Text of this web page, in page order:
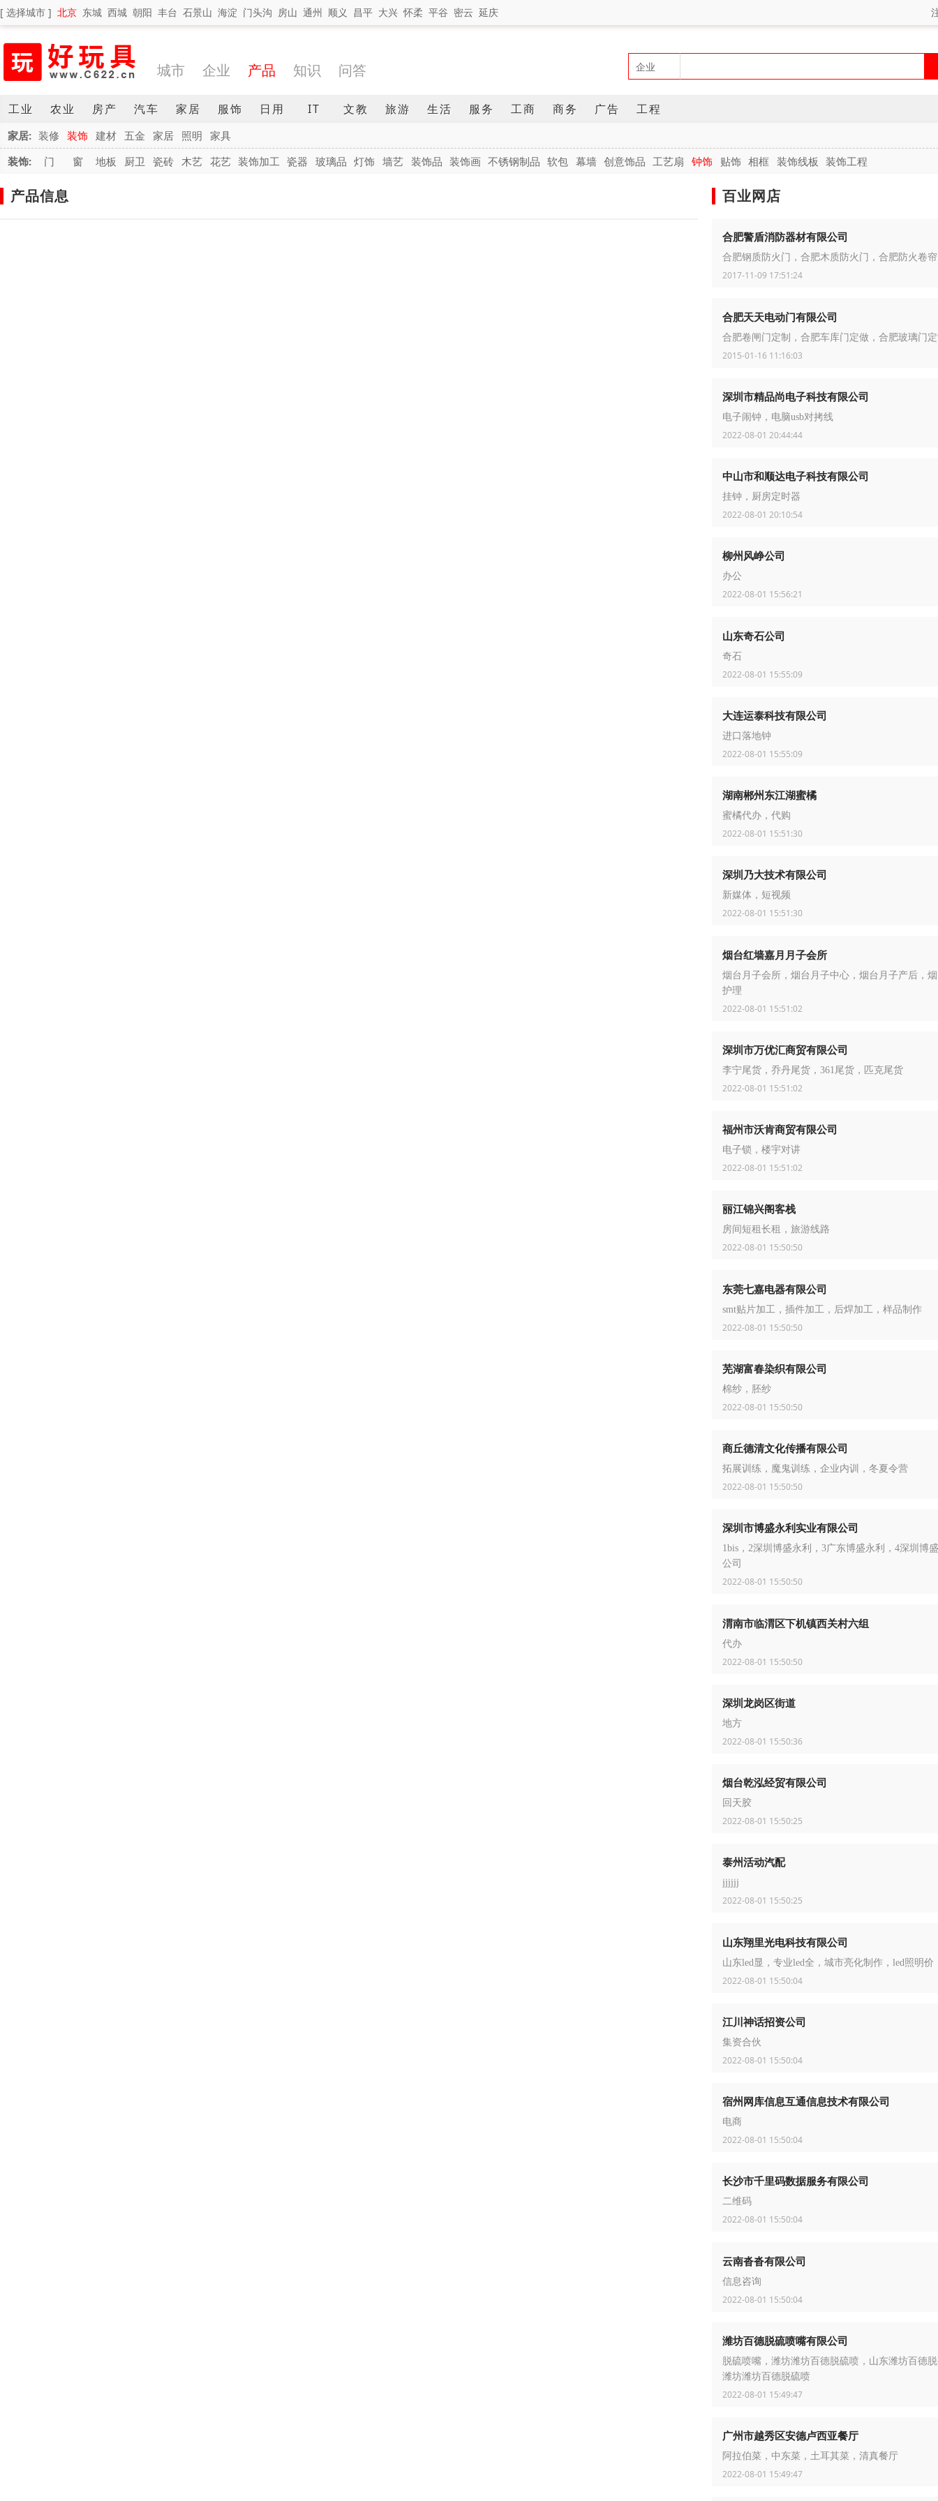
[ 选择城市 ] 北京 东城 西城 朝阳 丰台 石景山 海淀 门头沟 房山 通州 顺义 昌平 大兴 怀柔 平谷 密云 延庆
城市 企业 产品 知识 问答
工业 农业 房产 汽车 家居 服饰 日用 IT 文教 旅游 生活 服务 工商 商务 广告 工程
家居: 装修 装饰 建材 五金 家居 照明 家具
装饰:
门 窗 地板 厨卫 瓷砖 木艺 花艺 装饰加工 瓷器 玻璃品 灯饰 墙艺 装饰品 装饰画 不锈钢制品 软包 幕墙 创意饰品 工艺扇 钟饰 贴饰 相框 装饰线板 装饰工程
产品信息 百业网店
合肥警盾消防器材有限公司
合肥钢质防火门，合肥木质防火门，合肥防火卷
2017-11-09 17:51:24
合肥天天电动门有限公司
合肥卷闸门定制，合肥车库门定做，合肥玻璃门
2015-01-16 11:16:03
深圳市精品尚电子科技有限公司
电子闹钟，电脑usb对拷线
2022-08-01 20:44:44
中山市和顺达电子科技有限公司
挂钟，厨房定时器
2022-08-01 20:10:54
柳州风峥公司
办公
2022-08-01 15:56:21
山东奇石公司
奇石
2022-08-01 15:55:09
大连运泰科技有限公司
进口落地钟
2022-08-01 15:55:09
湖南郴州东江湖蜜橘
蜜橘代办，代购
2022-08-01 15:51:30
深圳乃大技术有限公司
新媒体，短视频
2022-08-01 15:51:30
烟台红墙嘉月月子会所
烟台月子会所，烟台月子中心，烟台月子产后，
护理
2022-08-01 15:51:02
深圳市万优汇商贸有限公司
李宁尾货，乔丹尾货，361尾货，匹克尾货
2022-08-01 15:51:02
福州市沃肯商贸有限公司
电子锁，楼宇对讲
2022-08-01 15:51:02
丽江锦兴阁客栈
房间短租长租，旅游线路
2022-08-01 15:50:50
东莞七嘉电器有限公司
smt贴片加工，插件加工，后焊加工，样品制作
2022-08-01 15:50:50
芜湖富春染织有限公司
棉纱，胚纱
2022-08-01 15:50:50
商丘德清文化传播有限公司
拓展训练，魔鬼训练，企业内训，冬夏令营
2022-08-01 15:50:50
深圳市博盛永利实业有限公司
1bis，2深圳博盛永利，3广东博盛永利，4深圳博
公司
2022-08-01 15:50:50
渭南市临渭区下机镇西关村六组
代办
2022-08-01 15:50:50
深圳龙岗区街道
地方
2022-08-01 15:50:36
烟台乾泓经贸有限公司
回天胶
2022-08-01 15:50:25
泰州活动汽配
jjjjjj
2022-08-01 15:50:25
山东翔里光电科技有限公司
山东led显，专业led全，城市亮化制作，led照明价
2022-08-01 15:50:04
江川神话招资公司
集资合伙
2022-08-01 15:50:04
宿州网库信息互通信息技术有限公司
电商
2022-08-01 15:50:04
长沙市千里码数据服务有限公司
二维码
2022-08-01 15:50:04
云南沓沓有限公司
信息咨询
2022-08-01 15:50:04
潍坊百德脱硫喷嘴有限公司
脱硫喷嘴，潍坊潍坊百德脱硫喷，山东潍坊百德
潍坊潍坊百德脱硫喷
2022-08-01 15:49:47
广州市越秀区安德卢西亚餐厅
阿拉伯菜，中东菜，土耳其菜，清真餐厅
2022-08-01 15:49:47